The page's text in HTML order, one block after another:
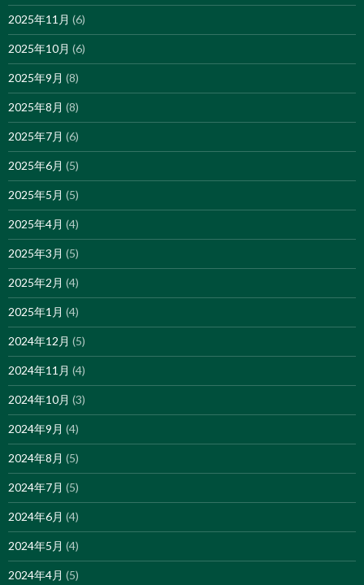
2025年11月 (6)
2025年10月 (6)
2025年9月 (8)
2025年8月 (8)
2025年7月 (6)
2025年6月 (5)
2025年5月 (5)
2025年4月 (4)
2025年3月 (5)
2025年2月 (4)
2025年1月 (4)
2024年12月 (5)
2024年11月 (4)
2024年10月 (3)
2024年9月 (4)
2024年8月 (5)
2024年7月 (5)
2024年6月 (4)
2024年5月 (4)
2024年4月 (5)